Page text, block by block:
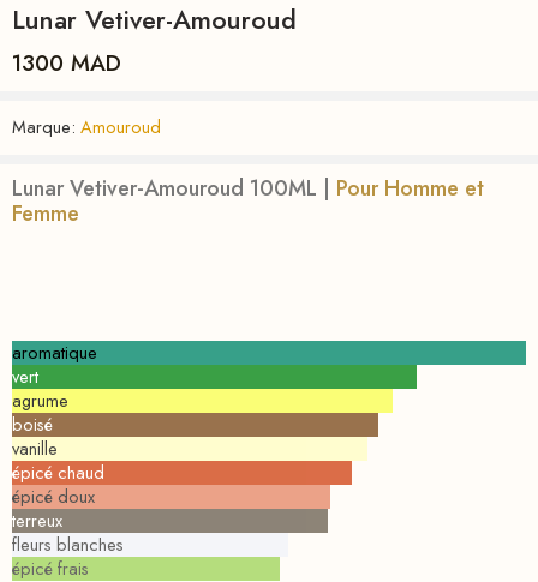
Lunar Vetiver-Amouroud
1300 MAD
Marque: Amouroud
Lunar Vetiver-Amouroud 100ML | Pour Homme et
Femme
aromatique
vert
agrume
boisé
vanille
épicé chaud
épicé doux
terreux
fleurs blanches
épicé frais